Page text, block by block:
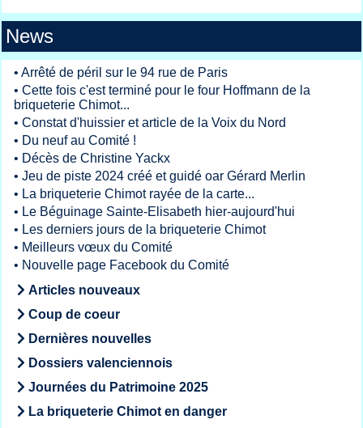
News
• Arrêté de péril sur le 94 rue de Paris
• Cette fois c'est terminé pour le four Hoffmann de la
briqueterie Chimot...
• Constat d'huissier et article de la Voix du Nord
• Du neuf au Comité !
• Décès de Christine Yackx
• Jeu de piste 2024 créé et guidé oar Gérard Merlin
• La briqueterie Chimot rayée de la carte...
• Le Béguinage Sainte-Elisabeth hier-aujourd'hui
• Les derniers jours de la briqueterie Chimot
• Meilleurs vœux du Comité
• Nouvelle page Facebook du Comité
Articles nouveaux
Coup de coeur
Dernières nouvelles
Dossiers valenciennois
Journées du Patrimoine 2025
La briqueterie Chimot en danger